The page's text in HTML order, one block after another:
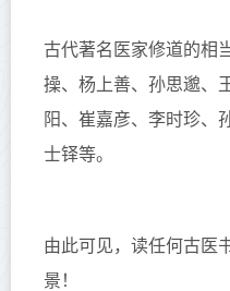
古代著名医家修道的相
操、杨上善、孙思邈、
阳、崔嘉彦、李时珍、
士铎等。
由此可见，读任何古医
景！